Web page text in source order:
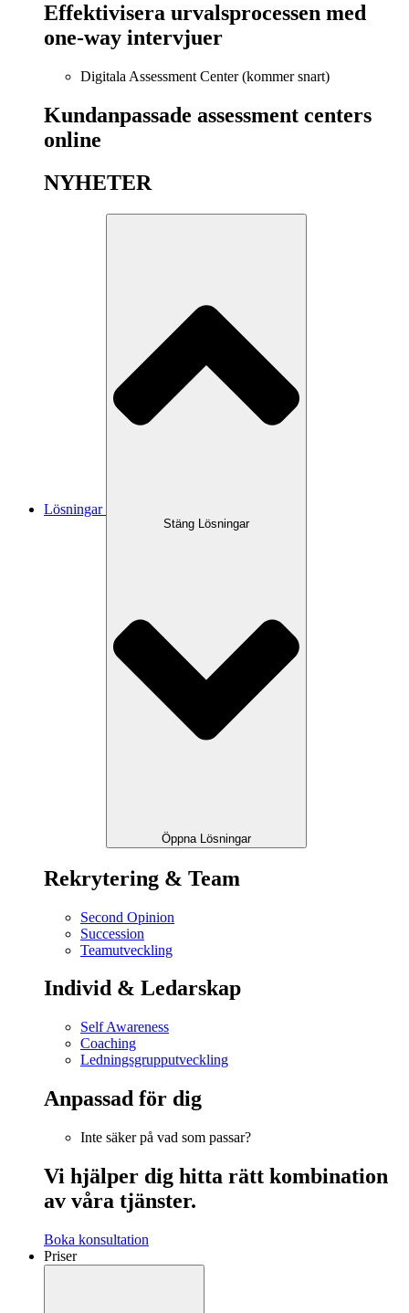
Effektivisera urvalsprocessen med
one-way intervjuer
Digitala Assessment Center (kommer snart)
Kundanpassade assessment centers
online
NYHETER
Lösningar
Stäng Lösningar
Öppna Lösningar
Rekrytering & Team
Second Opinion
Succession
Teamutveckling
Individ & Ledarskap
Self Awareness
Coaching
Ledningsgrupputveckling
Anpassad för dig
Inte säker på vad som passar?
Vi hjälper dig hitta rätt kombination
av våra tjänster.
Boka konsultation
Priser